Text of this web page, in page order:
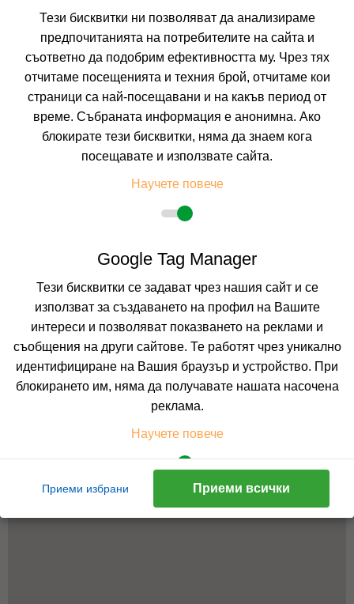
Тези бисквитки ни позволяват да анализираме
предпочитанията на потребителите на сайта и
съответно да подобрим ефективността му. Чрез тях
отчитаме посещенията и техния брой, отчитаме кои
страници са най-посещавани и на какъв период от
време. Събраната информация е анонимна. Ако
блокирате тези бисквитки, няма да знаем кога
посещавате и използвате сайта.
Научете повече
Google Tag Manager
Тези бисквитки се задават чрез нашия сайт и се
използват за създаването на профил на Вашите
интереси и позволяват показването на реклами и
съобщения на други сайтове. Те работят чрез уникално
идентифициране на Вашия браузър и устройство. При
блокирането им, няма да получавате нашата насочена
реклама.
Научете повече
Facebook Plugins & Pixel
Приеми избрани Приеми всички